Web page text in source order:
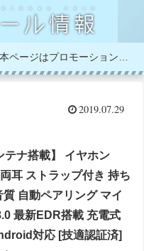
2019.07.29
テナ搭載】 イヤホン
耳 ストラップ付き 持ち
自動ペアリング マイ
最新EDR搭載 充電式
対応 [技適認証済]